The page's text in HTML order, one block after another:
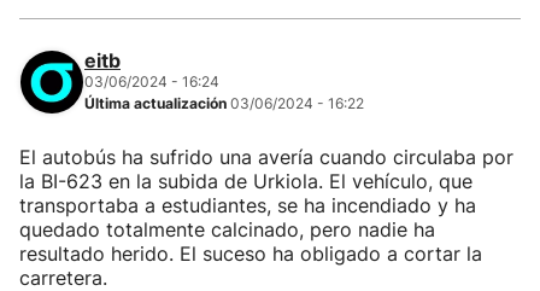
eitb
03/06/2024 - 16:24
Última actualización 03/06/2024 - 16:22
El autobús ha sufrido una avería cuando circulaba por
la BI-623 en la subida de Urkiola. El vehículo, que
transportaba a estudiantes, se ha incendiado y ha
quedado totalmente calcinado, pero nadie ha
resultado herido. El suceso ha obligado a cortar la
carretera.